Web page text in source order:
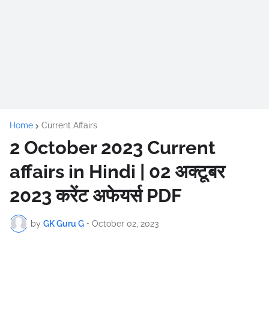
Home Current Affairs
2 October 2023 Current
affairs in Hindi | 02 अक्टूबर
2023 करेंट अफेयर्स PDF
by GK Guru G • October 02, 2023